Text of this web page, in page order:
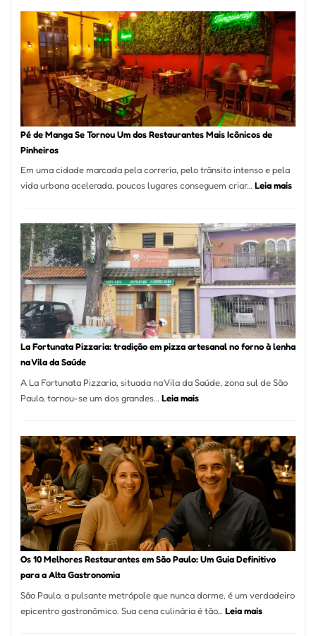
Pé de Manga Se Tornou Um dos Restaurantes Mais Icônicos de
Pinheiros
Em uma cidade marcada pela correria, pelo trânsito intenso e pela
vida urbana acelerada, poucos lugares conseguem criar… Leia mais:
Se
Um
dos
Mais
La Fortunata Pizzaria: tradição em pizza artesanal no forno à lenha
na Vila da Saúde
A La Fortunata Pizzaria, situada na Vila da Saúde, zona sul de São
Paulo, tornou-se um dos grandes… Leia mais:
Pizzaria:
tradição
em
pizza
artesanal
forno
à
Vila
da
Os 10 Melhores Restaurantes em São Paulo: Um Guia Definitivo
para a Alta Gastronomia
São Paulo, a pulsante metrópole que nunca dorme, é um verdadeiro
epicentro gastronômico. Sua cena culinária é tão… Leia mais: